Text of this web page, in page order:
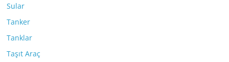
Sular
Tanker
Tanklar
Taşıt Araç